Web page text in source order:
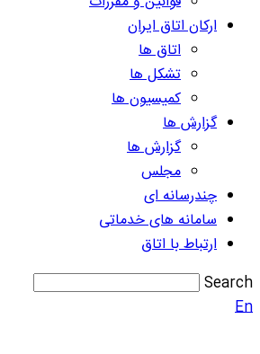
ارکان اتاق ایران
اتاق ها
تشکل ها
کمیسیون ها
گزارش ها
گزارش ها
مجلس
چندرسانه ای
سامانه های خدماتی
ارتباط با اتاق
Search
En